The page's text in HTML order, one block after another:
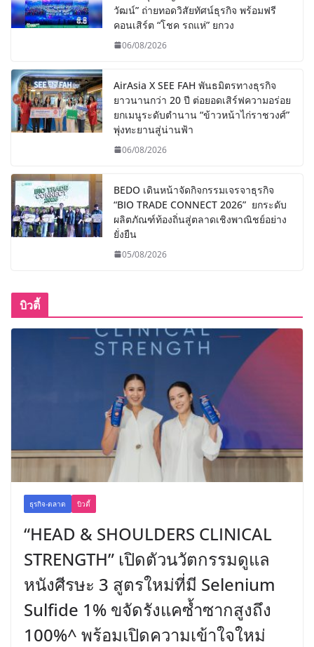
วัฒน์” ถ่ายทอดวิสัยทัศน์ธุรกิจ พร้อมฟรี
คอนเสิร์ต “โชค รถแห่” ยกวง
06/08/2026
AirAsia X SEE FAH พันธมิตรทางธุรกิจ
ยาวนานกว่า 20 ปี ต่อยอดเสิร์ฟความอร่อย
ยกเมนูระดับตำนาน “ข้าวหน้าไก่ราชวงศ์”
พุ่งทะยานสู่น่านฟ้า
06/08/2026
BEDO เดินหน้าจัดกิจกรรมเจรจาธุรกิจ
“BIO TRADE CONNECT 2026” ยกระดับ
ผลิตภัณฑ์ท้องถิ่นสู่ตลาดเชิงพาณิชย์อย่าง
ยั่งยืน
05/08/2026
บิวตี้
ธุรกิจ-ตลาด บิวตี้
“HEAD & SHOULDERS CLINICAL
STRENGTH” เปิดตัวนวัตกรรมดูแล
หนังศีรษะ 3 สูตรใหม่ที่มี Selenium
Sulfide 1% ขจัดรังแคซ้ำซากสูงถึง
100%^ พร้อมเปิดความเข้าใจใหม่